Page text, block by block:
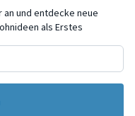
und entdecke neue
als Erstes